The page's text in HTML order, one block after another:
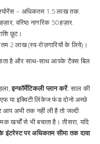
– अधिकतम 1.5 लाख तक.
वरिष्ठ नागरिक 50 हज़ार.
छूट।
2 लाख (स्व-रोज़गारियों के लिये)।
है और साथ‑साथ आपके टैक्स बिल
इन्फॉर्मेटिकली प्लान करें: साल की
या इक्विटी लिंकेज फंड दोनो अच्छे
अभी तक नहीं ली है तो जल्दी
खर्चों से भी बचाता है। तीसरा, यदि
के इंटरेस्ट पर अधिकतम सीमा तक दावा